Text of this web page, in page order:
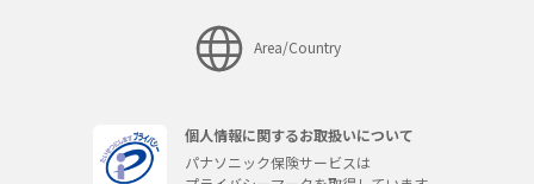
Area/Country
個人情報に関するお取扱いについて
パナソニック保険サービスは